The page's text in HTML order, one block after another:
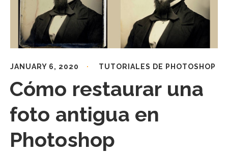
JANUARY 6, 2020 TUTORIALES DE PHOTOSHOP
Cómo restaurar una
foto antigua en
Photoshop